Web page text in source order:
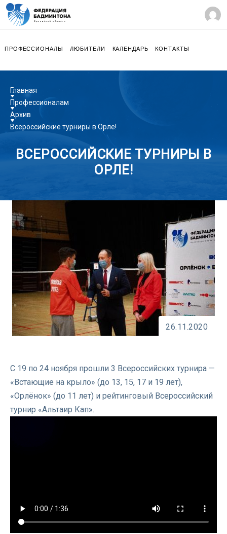
ПРОФЕССИОНАЛЫ ЛЮБИТЕЛИ КАЛЕНДАРЬ КОНТАКТЫ
Главная
Профессионалам
Архив
Всероссийские турниры в Орле!
ВСЕРОССИЙСКИЕ ТУРНИРЫ В
ОРЛЕ!
26.11.2020
С 19 по 24 ноября прошли 3 Всероссийских турнира —
«Встающие на крыло» (до 13, 15, 17 и 19 лет),
«Орлёнок» (до 11 лет) и рейтинговый Всероссийский
турнир «Альтаир Кап».